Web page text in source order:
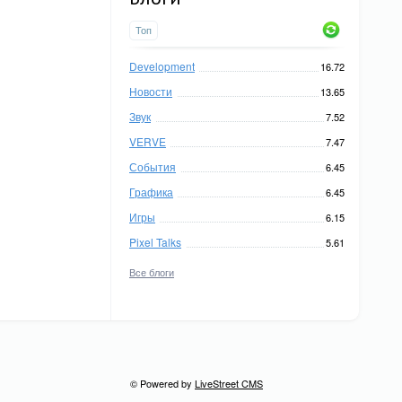
Топ
Development 16.72
Новости 13.65
Звук 7.52
VERVE 7.47
События 6.45
Графика 6.45
Игры 6.15
Pixel Talks 5.61
Все блоги
© Powered by LiveStreet CMS